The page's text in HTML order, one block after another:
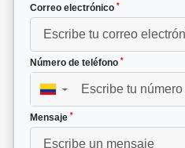
Correo electrónico *
Número de teléfono *
▼
Mensaje *